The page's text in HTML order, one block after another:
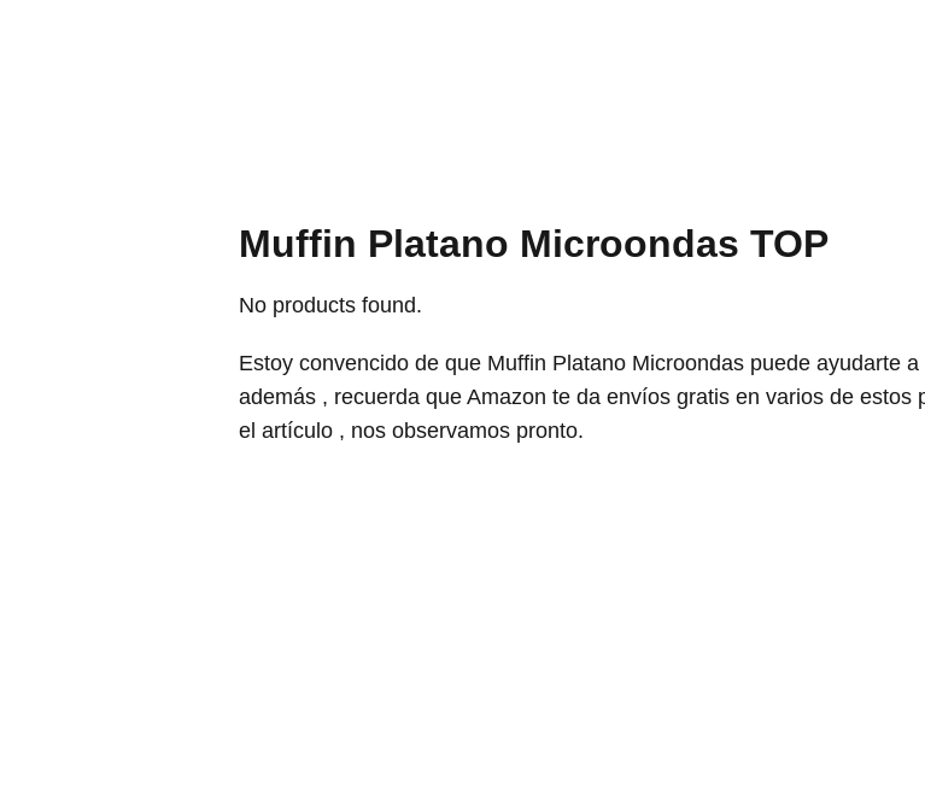
Muffin Platano Microondas TOP
No products found.
Estoy convencido de que Muffin Platano Microondas puede ayudarte
además , recuerda que Amazon te da envíos gratis en varios de
el artículo , nos observamos pronto.